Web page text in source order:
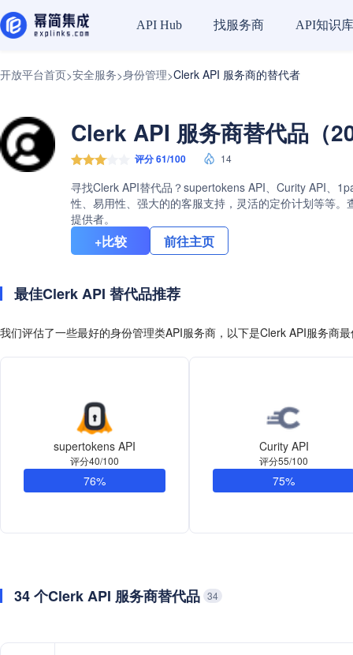
API Hub 找服务商 API知识库
开放平台首页>安全服务>身份管理>Clerk API 服务商的替代者
Clerk API 服务商替代品（
评分 61/100 14
寻找Clerk API替代品？supertokens API、Curity API、
性、易用性、强大的的客服支持，灵活的定价计划等等
提供者。
+比较 前往主页
最佳Clerk API 替代品推荐
我们评估了一些最好的身份管理类API服务商，以下是Clerk API服务商
supertokens API
评分40/100
76%
Curity API
评分55/100
75%
34 个Clerk API 服务商替代品 34